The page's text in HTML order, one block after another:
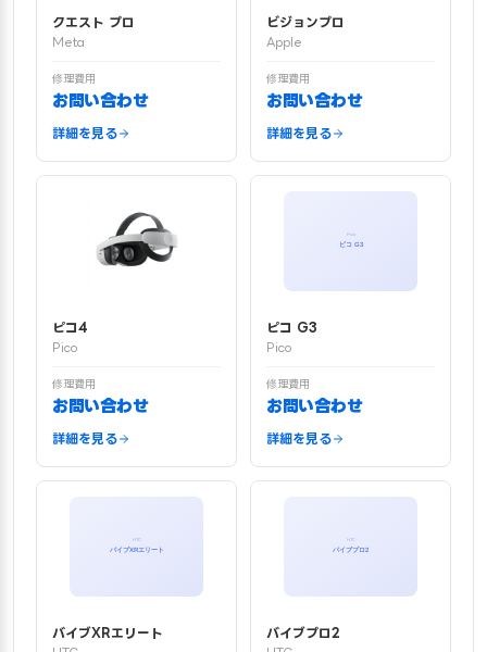
クエスト プロ
Meta
修理費用
お問い合わせ
詳細を見る
ビジョンプロ
Apple
修理費用
お問い合わせ
詳細を見る
ピコ4
Pico
修理費用
お問い合わせ
詳細を見る
ピコ G3
Pico
修理費用
お問い合わせ
詳細を見る
バイブXRエリート バイブプロ2